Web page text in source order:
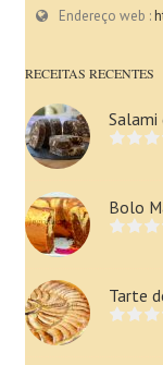
Endereço web :
RECEITAS RECENTES
Bolo
Tarte